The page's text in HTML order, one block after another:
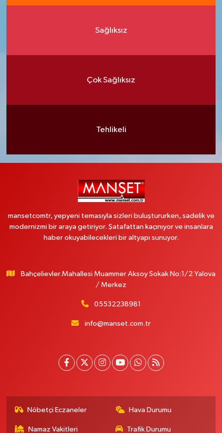
Sağlıksız
Çok Sağlıksız
Tehlikeli
mansetcomtr, yepyeni temasıyla sizleri buluştururken, sadelik ve
modernizmi bir araya getiriyor. Şatafattan kaçınıyor ve insanlara
haber okuyabilecekleri bir altyapı sunuyor.
Bahçelievler.Mahallesi Muammer Aksoy Sokak No:1/2 Yalova
/ Merkez
05532238981
info@manset.com.tr
Nöbetçi Eczaneler Hava Durumu
Namaz Vakitleri Trafik Durumu